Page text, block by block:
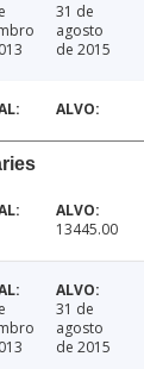
31 de
agosto
de 2015
13445.00
31 de
agosto
de 2015